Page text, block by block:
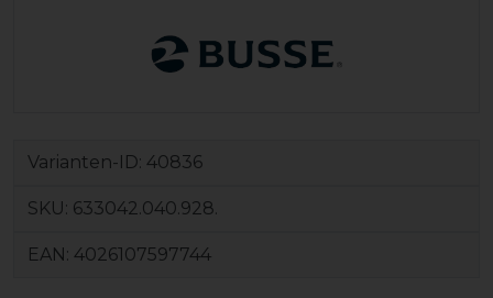
Varianten-ID: 40836
SKU: 633042.040.928.
EAN: 4026107597744